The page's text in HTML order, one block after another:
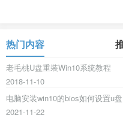
热门内容
老毛桃U盘重装Win10系统教程
2018-11-10
电脑安装win10的bios如何设置u
2021-11-22